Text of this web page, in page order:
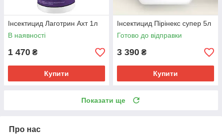
Інсектицид Лаготрин Ахт 1л
В наявності
1 470 ₴
Купити
Інсектицид Пірінекс супер 5л
Готово до відправки
3 390 ₴
Купити
Показати ще
Про нас